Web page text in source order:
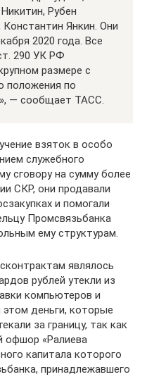
Рубен
Янкин. Они
2020 года. Все
290 УК РФ
размере с
положения по
— сообщает ТАСС.
взяток в особо
служебного
сговору на сумму более
СКР, они продавали
и помогали
Промсвязьбанка
ему структурам.
являлось
рублей утекли из
компьютеров и
деньги, которые
за границу, так как
офшор «Ралиева
капитала которого
принадлежавшего